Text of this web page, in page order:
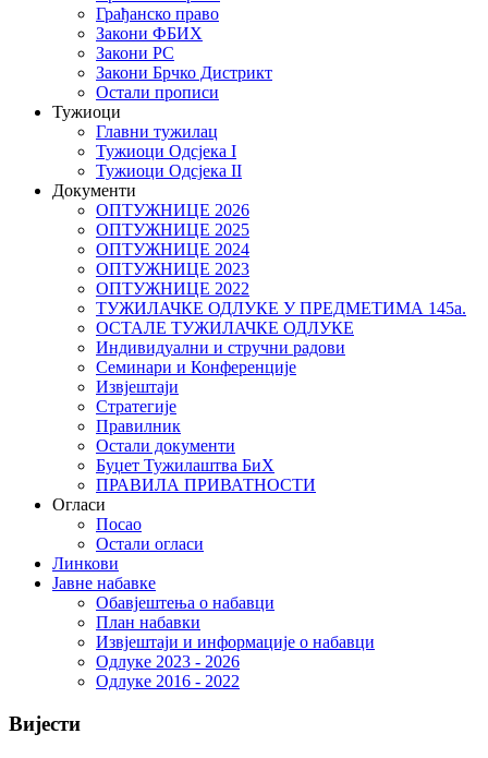
Грађанско право
Закони ФБИХ
Закони РС
Закони Брчко Дистрикт
Остали прописи
Тужиоци
Главни тужилац
Тужиоци Oдсјекa I
Тужиоци Oдсјекa II
Документи
ОПТУЖНИЦЕ 2026
ОПТУЖНИЦЕ 2025
ОПТУЖНИЦЕ 2024
ОПТУЖНИЦЕ 2023
ОПТУЖНИЦЕ 2022
ТУЖИЛАЧКЕ ОДЛУКЕ У ПРЕДМЕТИМА 145а.
ОСТАЛЕ ТУЖИЛАЧКЕ ОДЛУКЕ
Индивидуални и стручни радови
Семинари и Конференције
Извјештаји
Стратегије
Правилник
Остали документи
Буџет Тужилаштва БиХ
ПРАВИЛА ПРИВАТНОСТИ
Огласи
Посао
Остали огласи
Линкови
Јавне набавке
Обавјештења о набавци
План набавки
Извјештаји и информације о набавци
Одлуке 2023 - 2026
Одлуке 2016 - 2022
Вијести